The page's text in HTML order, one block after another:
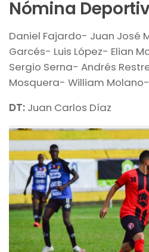
Nómina
Daniel Fajardo- Juan José
Garcés- Luis López- Elian
Sergio Serna- Andrés
Mosquera- William
DT: Juan Carlos Díaz